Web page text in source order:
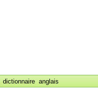
dictionnaire anglais